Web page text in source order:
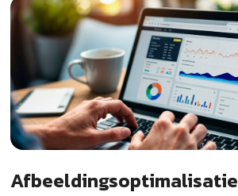
Afbeeldingsoptimalisatie